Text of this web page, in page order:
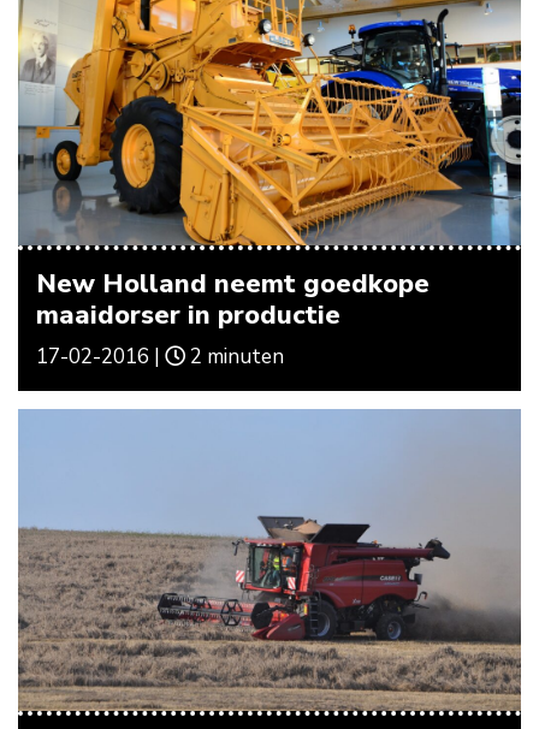
New Holland neemt goedkope
maaidorser in productie
17-02-2016 | 2 minuten